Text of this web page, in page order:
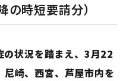
時短要請分）
の状況を踏まえ、3月22
崎、西宮、芦屋市内を